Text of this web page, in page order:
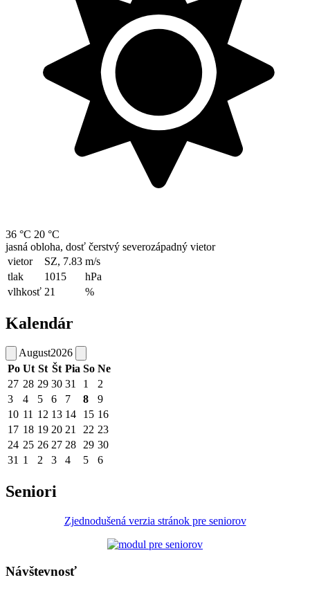
36 °C 20 °C
jasná obloha, dosť čerstvý severozápadný vietor
vietor
SZ, 7.83 m/s
tlak
1015
hPa
vlhkosť 21 %
Kalendár
August2026
Po Ut St Št Pia So Ne
27 28 29 30 31 1
2
3
4 5 6 7 8
9
10 11 12 13 14 15 16
17 18 19 20 21 22 23
24 25 26 27 28 29 30
31 1 2 3 4 5 6
Seniori
Zjednodušená verzia stránok pre seniorov
Návštevnosť